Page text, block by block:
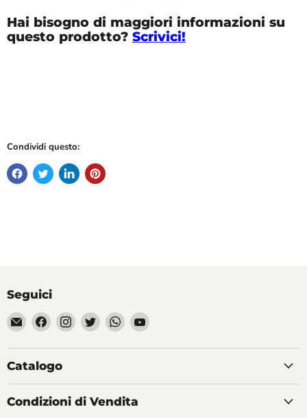
Hai bisogno di maggiori informazioni su
questo prodotto? Scrivici!
Condividi questo:
Seguici
Email
Divertilandia.it
Trovaci
su
Facebook
Trovaci
su
Instagram
Trovaci
su
Twitter
Trovaci
su
WhatsApp
Trovaci
YouTube
Catalogo
Condizioni di Vendita